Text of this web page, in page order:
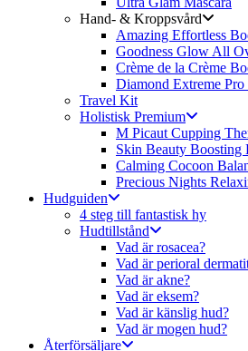
Hand- & Kroppsvård
Amazing Effortless
Goodness Glow All
Crème de la Crème
Diamond Extreme
Travel Kit
Holistisk Premium
M Picaut Cupping
Skin Beauty Boosting
Calming Cocoon
Precious Nights
Hudguiden
4 steg till fantastisk hy
Hudtillstånd
Vad är rosacea?
Vad är perioral
Vad är akne?
Vad är eksem?
Vad är känslig hud?
Vad är mogen hud?
Återförsäljare